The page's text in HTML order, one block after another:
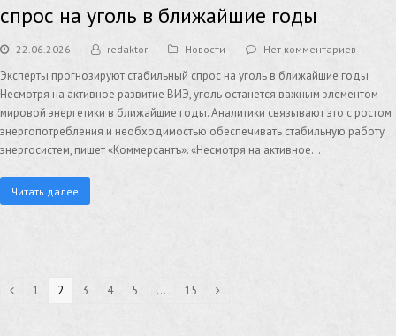
спрос на уголь в ближайшие годы
22.06.2026 redaktor Новости Нет комментариев
Эксперты прогнозируют стабильный спрос на уголь в ближайшие годы
Несмотря на активное развитие ВИЭ, уголь останется важным элементом
мировой энергетики в ближайшие годы. Аналитики связывают это с ростом
энергопотребления и необходимостью обеспечивать стабильную работу
энергосистем, пишет «Коммерсантъ». «Несмотря на активное…
Читать далее
1 2 3 4 5 … 15